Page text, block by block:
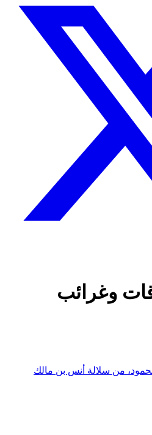
وغرائب
من سلالة أنس بن مالك